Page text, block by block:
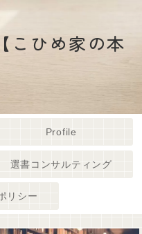
こひめ家の本
Profile
選書コンサルティング
リシー